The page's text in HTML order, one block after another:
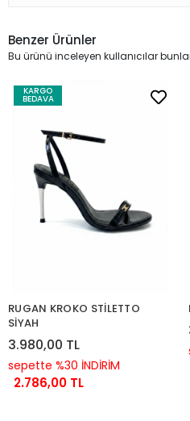
Benzer Ürünler
Bu ürünü inceleyen kullanıcılar
KARGO
BEDAVA
RUGAN KROKO STİLETTO
SİYAH
3.980,00 TL
sepette %30 İNDİRİM
2.786,00 TL